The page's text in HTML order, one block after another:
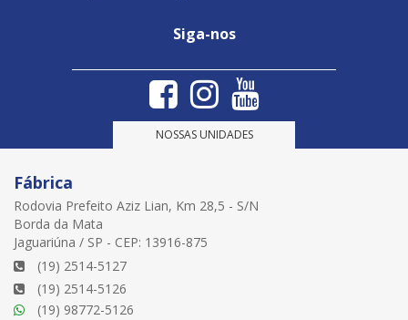
Siga-nos
NOSSAS UNIDADES
Fábrica
Rodovia Prefeito Aziz Lian, Km 28,5 - S/N
Borda da Mata
Jaguariúna / SP - CEP: 13916-875
(19) 2514-5127
(19) 2514-5126
(19) 98772-5126